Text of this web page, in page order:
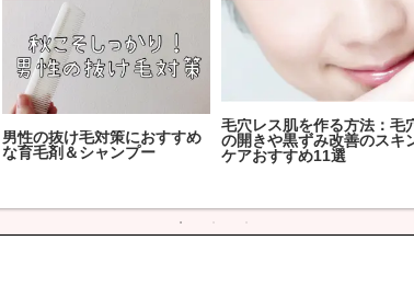
レンジで作る簡単おやつ！お
すすめレシピ特集
肌を白くしたい！3大原因別
スキンケア・サプリのおすす
め